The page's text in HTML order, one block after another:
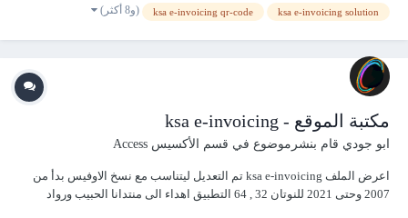
ksa e-invoicing solution
ksa e-invoicing qr-code (و8 أكثر)
مكتبة الموقع - ksa e-invoicing
ابو جودي قام بنشرموضوع في قسم الأكسيس Access
اعرض الملف ksa e-invoicing تم التعديل ليتناسب مع نسخ الاوفيس بدأ من
2007 وحتى 2021 للنوتان 32 , 64 التطبيق اهداء الى منتدانا الحبيب ورواد